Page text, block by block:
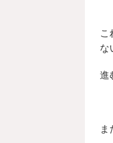
こ
な
進
ま